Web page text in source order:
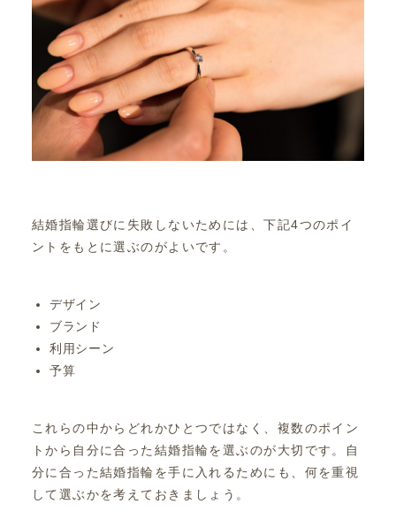
結婚指輪選びに失敗しないためには、下記4つのポイ
ントをもとに選ぶのがよいです。
デザイン
ブランド
利用シーン
予算
これらの中からどれかひとつではなく、複数のポイン
トから自分に合った結婚指輪を選ぶのが大切です。自
分に合った結婚指輪を手に入れるためにも、何を重視
して選ぶかを考えておきましょう。